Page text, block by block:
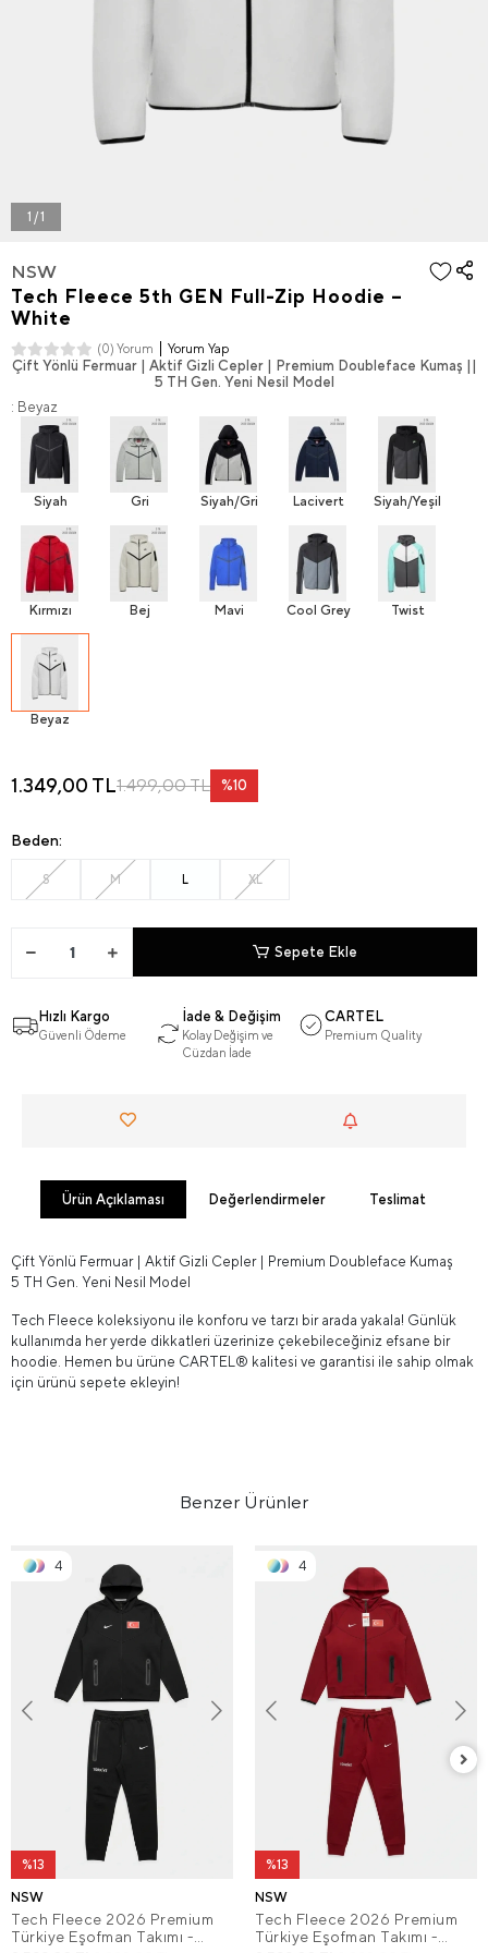
1 / 1
NSW
Tech Fleece 5th GEN Full-Zip Hoodie –
White
(0) Yorum Yorum Yap
Çift Yönlü Fermuar | Aktif Gizli Cepler | Premium Doubleface Kumaş ||
5 TH Gen. Yeni Nesil Model
: Beyaz
Siyah Gri Siyah/Gri Lacivert Siyah/Yeşil
Kırmızı Bej Mavi Cool Grey Twist
Beyaz
1.349,00 TL1.499,00 TL %10
Beden:
S M L XL
Sepete Ekle
Hızlı Kargo
Güvenli Ödeme
İade & Değişim
Kolay Değişim ve
Cüzdan İade
CARTEL
Premium Quality
Ürün Açıklaması Değerlendirmeler Teslimat
Çift Yönlü Fermuar | Aktif Gizli Cepler | Premium Doubleface Kumaş
5 TH Gen. Yeni Nesil Model
Tech Fleece koleksiyonu ile konforu ve tarzı bir arada yakala! Günlük
kullanımda her yerde dikkatleri üzerinize çekebileceğiniz efsane bir
hoodie. Hemen bu ürüne CARTEL® kalitesi ve garantisi ile sahip olmak
için ürünü sepete ekleyin!
Benzer Ürünler
4
%13
NSW
Tech Fleece 2026 Premium
Türkiye Eşofman Takımı -
4
%13
NSW
Tech Fleece 2026 Premium
Türkiye Eşofman Takımı -